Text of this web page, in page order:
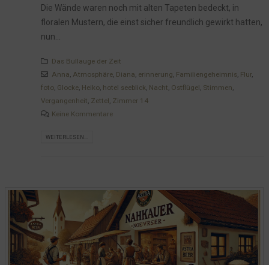
Die Wände waren noch mit alten Tapeten bedeckt, in
floralen Mustern, die einst sicher freundlich gewirkt hatten,
nun...
Das Bullauge der Zeit
Anna, Atmosphäre, Diana, erinnerung, Familiengeheimnis, Flur,
foto, Glocke, Heiko, hotel seeblick, Nacht, Ostflügel, Stimmen,
Vergangenheit, Zettel, Zimmer 14
Keine Kommentare
WEITERLESEN...